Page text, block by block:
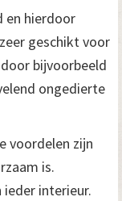
en hierdoor
geschikt voor
bijvoorbeeld
ongedierte
voordelen zijn
is.
ieder interieur.